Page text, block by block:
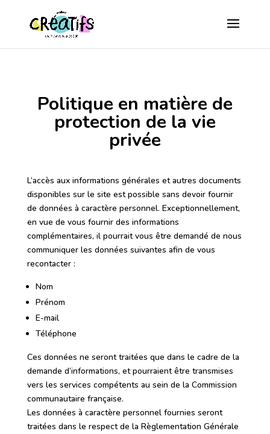
Politique en matière de
protection de la vie
privée
L’accès aux informations générales et autres documents
disponibles sur le site est possible sans devoir fournir
de données à caractère personnel. Exceptionnellement,
en vue de vous fournir des informations
complémentaires, il pourrait vous être demandé de nous
communiquer les données suivantes afin de vous
recontacter :
Nom
Prénom
E-mail
Téléphone
Ces données ne seront traitées que dans le cadre de la
demande d’informations, et pourraient être transmises
vers les services compétents au sein de la Commission
communautaire française.
Les données à caractère personnel fournies seront
traitées dans le respect de la Règlementation Générale